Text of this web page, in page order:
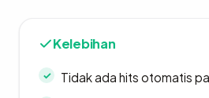
Kelebihan
Tidak ada hits otomatis